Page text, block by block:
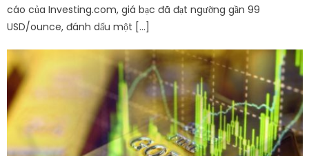
cáo của Investing.com, giá bạc đã đạt ngưỡng gần 99
USD/ounce, đánh dấu một […]